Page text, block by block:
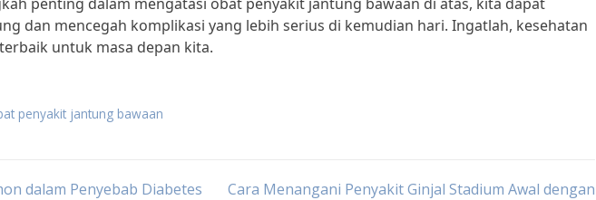
dan mencegah komplikasi yang lebih serius di kemudian hari. Ingatlah, kesehatan
untuk masa depan kita.
penyakit jantung bawaan
dalam Penyebab Diabetes
Cara Menangani Penyakit Ginjal Stadium Awal dengan